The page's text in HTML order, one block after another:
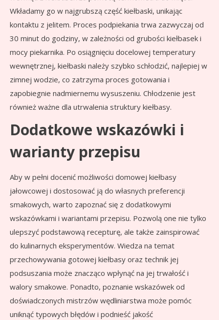
Wkładamy go w najgrubszą część kiełbaski, unikając
kontaktu z jelitem. Proces podpiekania trwa zazwyczaj od
30 minut do godziny, w zależności od grubości kiełbasek i
mocy piekarnika. Po osiągnięciu docelowej temperatury
wewnętrznej, kiełbaski należy szybko schłodzić, najlepiej w
zimnej wodzie, co zatrzyma proces gotowania i
zapobiegnie nadmiernemu wysuszeniu. Chłodzenie jest
również ważne dla utrwalenia struktury kiełbasy.
Dodatkowe wskazówki i
warianty przepisu
Aby w pełni docenić możliwości domowej kiełbasy
jałowcowej i dostosować ją do własnych preferencji
smakowych, warto zapoznać się z dodatkowymi
wskazówkami i wariantami przepisu. Pozwolą one nie tylko
ulepszyć podstawową recepturę, ale także zainspirować
do kulinarnych eksperymentów. Wiedza na temat
przechowywania gotowej kiełbasy oraz technik jej
podsuszania może znacząco wpłynąć na jej trwałość i
walory smakowe. Ponadto, poznanie wskazówek od
doświadczonych mistrzów wędliniarstwa może pomóc
uniknąć typowych błędów i podnieść jakość